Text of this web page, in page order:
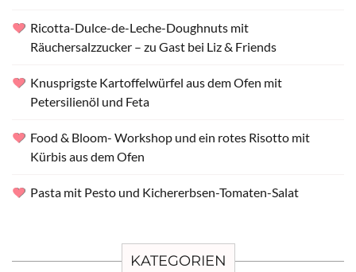
Ricotta-Dulce-de-Leche-Doughnuts mit
Räuchersalzzucker – zu Gast bei Liz & Friends
Knusprigste Kartoffelwürfel aus dem Ofen mit
Petersilienöl und Feta
Food & Bloom- Workshop und ein rotes Risotto mit
Kürbis aus dem Ofen
Pasta mit Pesto und Kichererbsen-Tomaten-Salat
KATEGORIEN